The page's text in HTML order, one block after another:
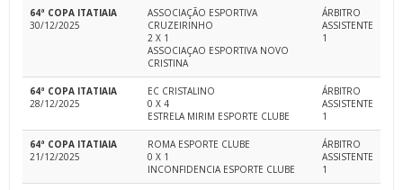
64ª COPA ITATIAIA
30/12/2025
ASSOCIAÇÃO ESPORTIVA
CRUZEIRINHO
2 X 1
ASSOCIAÇAO ESPORTIVA NOVO
CRISTINA
ÁRBITRO
ASSISTENTE
1
64ª COPA ITATIAIA
28/12/2025
EC CRISTALINO
0 X 4
ESTRELA MIRIM ESPORTE CLUBE
ÁRBITRO
ASSISTENTE
1
64ª COPA ITATIAIA
21/12/2025
ROMA ESPORTE CLUBE
0 X 1
INCONFIDENCIA ESPORTE CLUBE
ÁRBITRO
ASSISTENTE
1